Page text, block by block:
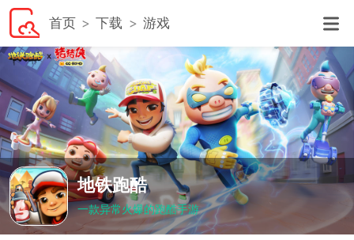
首页 下载 游戏
地铁跑酷
一款异常火爆的跑酷手游